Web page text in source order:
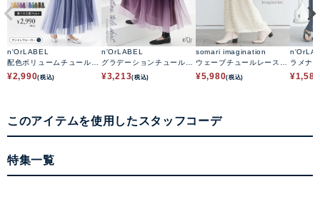
n'OrLABEL
配色ボリュームチュールス
カート
¥2,990(税込)
n'OrLABEL
グラデーションチュールス
カート
¥3,213(税込)
somari imagination
ウェーブチュールレースス
カート
¥5,980(税込)
ラメナ
¥1,584
このアイテムを使用したスタッフコーデ
特集一覧